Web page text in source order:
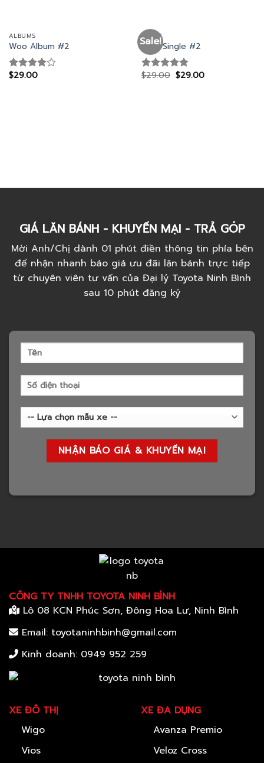
ALBUMS
Woo Album #2
Rated
$29.00
Sale!
MUSIC
Woo Single #2
Rated4.75
$29.00 $29.00
GIÁ LĂN BÁNH - KHUYẾN MẠI - TRẢ GÓP
Mời Anh/Chị dành 01 phút điền thông tin phía bên
để nhận nhanh báo giá ưu đãi lăn bánh trực tiếp
từ chuyên viên tư vấn của Đại lý Toyota Ninh Bình
sau 10 phút đăng ký
CÔNG TY TNHH TOYOTA NINH BÌNH
Lô 08 KCN Phúc Sơn, Đông Hoa Lư, Ninh Bình
Email: toyotaninhbinh@gmail.com
Kinh doanh: 0949 952 259
XE ĐÔ THỊ
Wigo
Vios
XE ĐA DỤNG
Avanza Premio
Veloz Cross